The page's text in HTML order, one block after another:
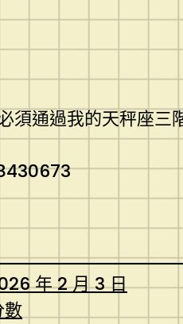
須通過我的天秤座三
年 2 月 3 日
數